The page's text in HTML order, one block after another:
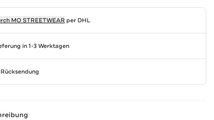
MO STREETWEAR per DHL
in 1-3 Werktagen